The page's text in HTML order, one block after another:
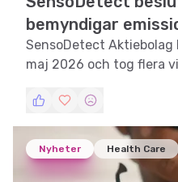
bemyndigar
SensoDetect
maj 2026 och tog flera
Nyheter Health Care